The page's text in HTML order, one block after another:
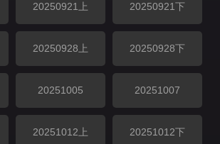
20250921上 20250921下
20250928上 20250928下
20251005 20251007
20251012上 20251012下